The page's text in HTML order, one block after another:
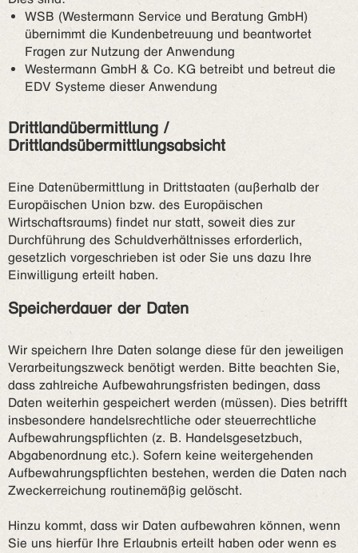
WSB (Westermann Service und Beratung GmbH)
übernimmt die Kundenbetreuung und beantwortet
Fragen zur Nutzung der Anwendung
Westermann GmbH & Co. KG betreibt und betreut die
EDV Systeme dieser Anwendung
Drittlandübermittlung /
Drittlandsübermittlungsabsicht
Eine Datenübermittlung in Drittstaaten (außerhalb der
Europäischen Union bzw. des Europäischen
Wirtschaftsraums) findet nur statt, soweit dies zur
Durchführung des Schuldverhältnisses erforderlich,
gesetzlich vorgeschrieben ist oder Sie uns dazu Ihre
Einwilligung erteilt haben.
Speicherdauer der Daten
Wir speichern Ihre Daten solange diese für den jeweiligen
Verarbeitungszweck benötigt werden. Bitte beachten Sie,
dass zahlreiche Aufbewahrungsfristen bedingen, dass
Daten weiterhin gespeichert werden (müssen). Dies betrifft
insbesondere handelsrechtliche oder steuerrechtliche
Aufbewahrungspflichten (z. B. Handelsgesetzbuch,
Abgabenordnung etc.). Sofern keine weitergehenden
Aufbewahrungspflichten bestehen, werden die Daten nach
Zweckerreichung routinemäßig gelöscht.
Hinzu kommt, dass wir Daten aufbewahren können, wenn
Sie uns hierfür Ihre Erlaubnis erteilt haben oder wenn es